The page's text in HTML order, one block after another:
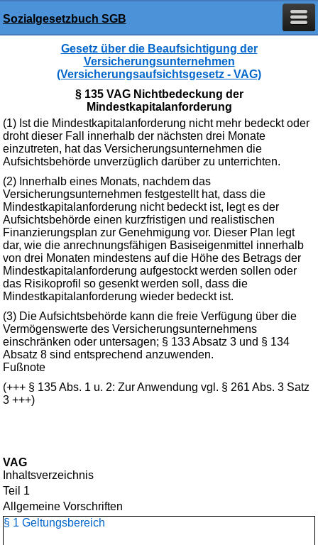
Sozialgesetzbuch SGB
Gesetz über die Beaufsichtigung der
Versicherungsunternehmen
(Versicherungsaufsichtsgesetz - VAG)
§ 135 VAG Nichtbedeckung der
Mindestkapitalanforderung
(1) Ist die Mindestkapitalanforderung nicht mehr bedeckt oder
droht dieser Fall innerhalb der nächsten drei Monate
einzutreten, hat das Versicherungsunternehmen die
Aufsichtsbehörde unverzüglich darüber zu unterrichten.
(2) Innerhalb eines Monats, nachdem das
Versicherungsunternehmen festgestellt hat, dass die
Mindestkapitalanforderung nicht bedeckt ist, legt es der
Aufsichtsbehörde einen kurzfristigen und realistischen
Finanzierungsplan zur Genehmigung vor. Dieser Plan legt
dar, wie die anrechnungsfähigen Basiseigenmittel innerhalb
von drei Monaten mindestens auf die Höhe des Betrags der
Mindestkapitalanforderung aufgestockt werden sollen oder
das Risikoprofil so gesenkt werden soll, dass die
Mindestkapitalanforderung wieder bedeckt ist.
(3) Die Aufsichtsbehörde kann die freie Verfügung über die
Vermögenswerte des Versicherungsunternehmens
einschränken oder untersagen; § 133 Absatz 3 und § 134
Absatz 8 sind entsprechend anzuwenden.
Fußnote
(+++ § 135 Abs. 1 u. 2: Zur Anwendung vgl. § 261 Abs. 3 Satz
3 +++)
VAG
Inhaltsverzeichnis
Teil 1
Allgemeine Vorschriften
§ 1 Geltungsbereich